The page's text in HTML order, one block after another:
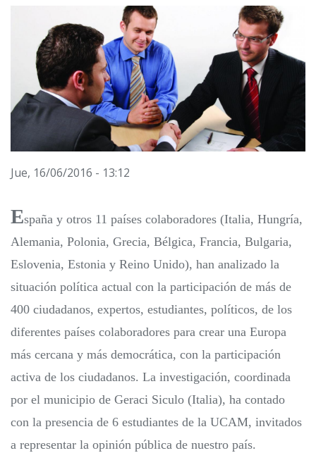
Jue, 16/06/2016 - 13:12
España y otros 11 países colaboradores (Italia, Hungría,
Alemania, Polonia, Grecia, Bélgica, Francia, Bulgaria,
Eslovenia, Estonia y Reino Unido), han analizado la
situación política actual con la participación de más de
400 ciudadanos, expertos, estudiantes, políticos, de los
diferentes países colaboradores para crear una Europa
más cercana y más democrática, con la participación
activa de los ciudadanos. La investigación, coordinada
por el municipio de Geraci Siculo (Italia), ha contado
con la presencia de 6 estudiantes de la UCAM, invitados
a representar la opinión pública de nuestro país.